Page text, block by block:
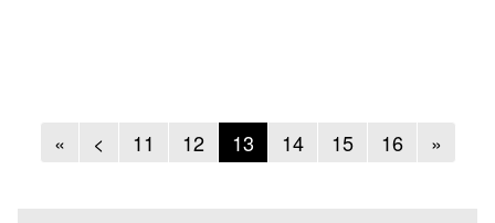
«Previous
< Previous
11 12 13 14 15 16 »